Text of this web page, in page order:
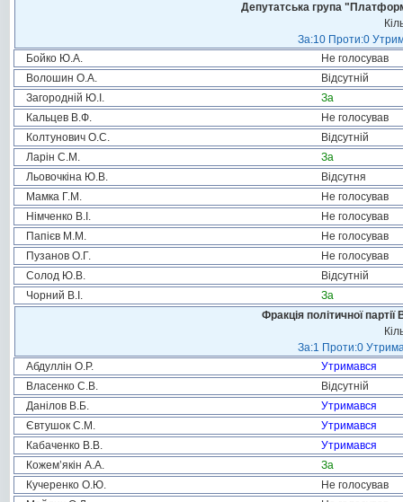
Депутатська група
За:10 Проти:0
Бойко Ю.А.
Не голосував
Волошин О.А.
Відсутній
Загородній Ю.І.
За
Кальцев В.Ф.
Не голосував
Колтунович О.С.
Відсутній
Ларін С.М.
За
Льовочкіна Ю.В.
Відсутня
Мамка Г.М.
Не голосував
Німченко В.І.
Не голосував
Папієв М.М.
Не голосував
Пузанов О.Г.
Не голосував
Солод Ю.В.
Відсутній
Чорний В.І.
За
Фракція політичної
За:1 Проти:0
Абдуллін О.Р.
Утримався
Власенко С.В.
Відсутній
Данілов В.Б.
Утримався
Євтушок С.М.
Утримався
Кабаченко В.В.
Утримався
Кожем’якін А.А.
За
Кучеренко О.Ю.
Не голосував